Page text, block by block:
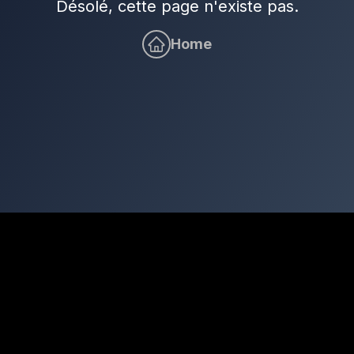
Désolé, cette page n'existe pas.
Home